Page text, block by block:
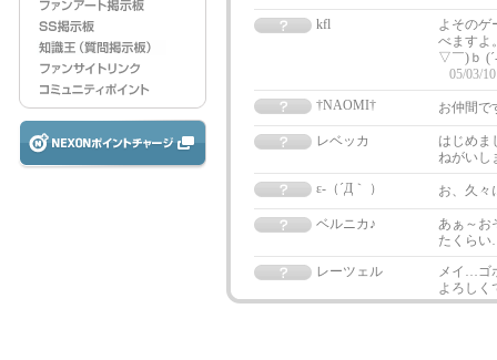
kfl
よそのゲ
べますよ
▽￣)ｂ
05/03/
†NAOMI†
お仲間で
レベッカ
はじめま
ねがいし
ε-（´Д｀ ）
お、久々
ベルニカ♪
あぁ～お
たくらい
レーツェル
メイ…ゴ
よろしく